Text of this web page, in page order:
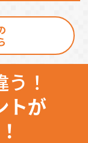
！
トが